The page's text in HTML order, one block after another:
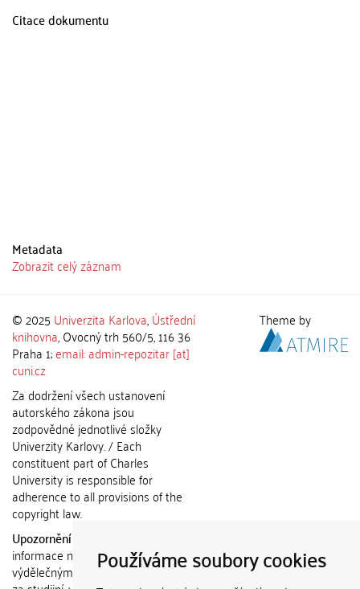
Používáme soubory cookies
Citace dokumentu
Metadata
Zobrazit celý záznam
© 2025 Univerzita Karlova,Ústřední
knihovna, Ovocný trh 560/5, 116 36
Praha 1;email: admin-repozitar [at]
cuni.cz
Za dodržení všech ustanovení
autorského zákona jsou
zodpovědné jednotlivé složky
Univerzity Karlovy. / Each
constituent part of Charles
University is responsible for
adherence to all provisions of the
copyright law.
Upozornění / Notice:
informace nemohou být použity k
výdělečným účelům nebo vydávány
Theme by